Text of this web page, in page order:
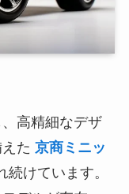
高精細なデザ
た 京商ミニッ
けています。